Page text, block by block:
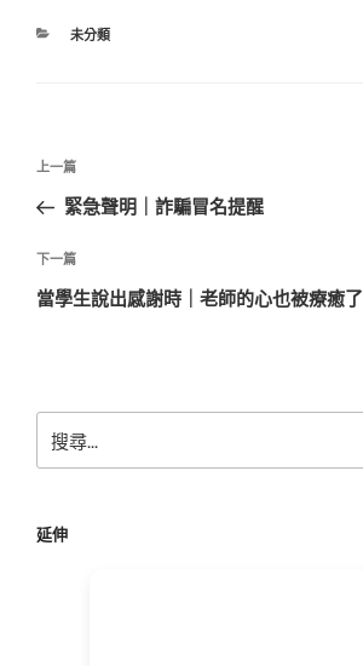
分
未分類
文
導
覽
上
一
文
章
上一篇
緊急聲明｜詐騙冒名提醒
下
一
下一篇
當學生說出感謝時｜老師的心也被療癒了
尋
字:
延伸